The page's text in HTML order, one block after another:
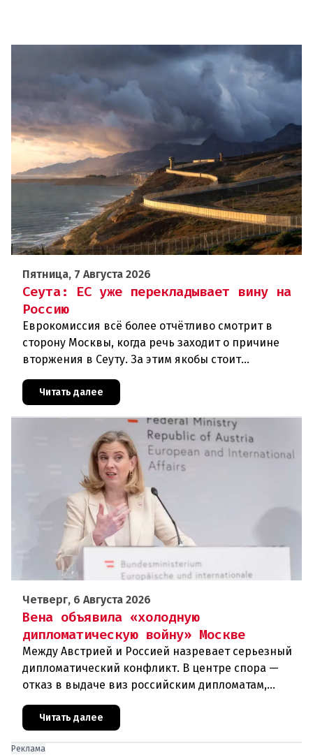
Пятница, 7 Августа 2026
Сеута: ЕС уже перекладывает вину на
Россию
Еврокомиссия всё более отчётливо смотрит в
сторону Москвы, когда речь заходит о причине
вторжения в Сеуту. За этим якобы стоит
дней около 72 000 человек п
Читать далее
Четверг, 6 Августа 2026
Вена объявила «холодную
дипломатическую войну» Москве
Между Австрией и Россией назревает серьезный
дипломатический конфликт. В центре спора —
отказ в выдаче виз российским дипломатам,
сотрудникам посольства и работникам
международных организаций, которые
Читать далее
Реклама